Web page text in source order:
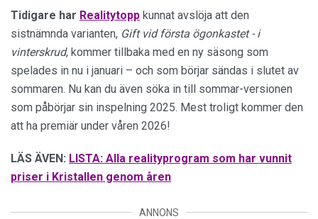
Tidigare har Realitytopp kunnat avslöja att den
sistnämnda varianten, Gift vid första ögonkastet - i
vinterskrud, kommer tillbaka med en ny säsong som
spelades in nu i januari – och som börjar sändas i slutet av
sommaren. Nu kan du även söka in till sommar-versionen
som påbörjar sin inspelning 2025. Mest troligt kommer den
att ha premiär under våren 2026!
LÄS ÄVEN: LISTA: Alla realityprogram som har vunnit
priser i Kristallen genom åren
ANNONS